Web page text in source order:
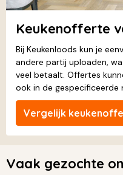
Keukenofferte
Bij Keukenloods kun je
andere partij uploaden,
veel betaalt. Offertes
ook in de gespecificeerde
Vergelijk
Vaak gezochte